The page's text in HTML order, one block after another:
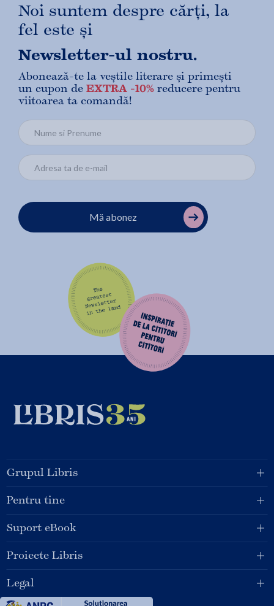
Noi suntem despre cărți, la
fel este și
Newsletter-ul nostru.
Abonează-te la veștile literare și primești
un cupon de EXTRA -10% reducere pentru
viitoarea ta comandă!
Mă abonez
Grupul Libris
Pentru tine
Suport eBook
Proiecte Libris
Legal